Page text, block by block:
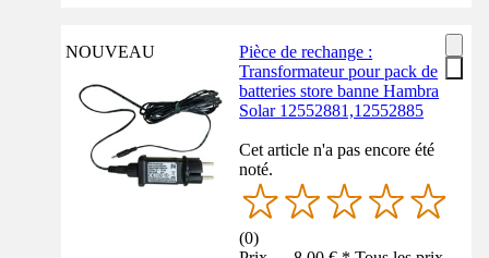
NOUVEAU
Pièce de rechange :
Transformateur pour pack de
batteries store banne Hambra
Solar 12552881,12552885
Cet article n'a pas encore été
noté.
(0)